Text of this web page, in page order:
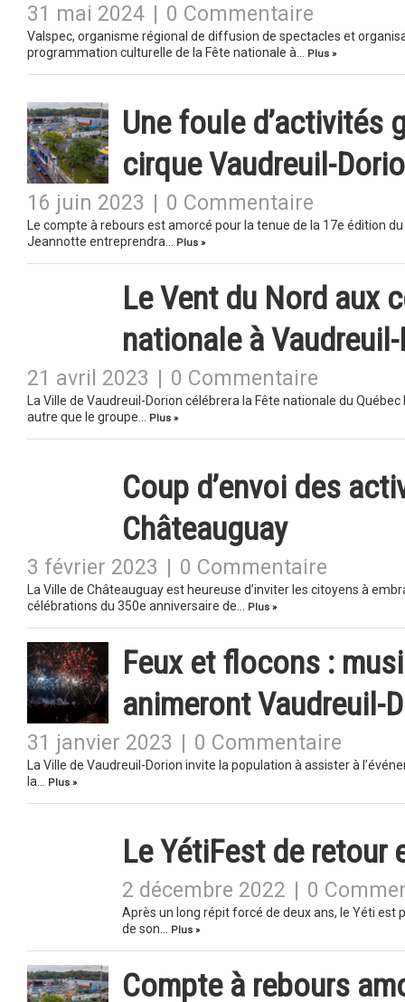
31 mai 2024 0 Commentaire
Valspec, organisme régional de diffusion de spectacles et
programmation culturelle de la Fête nationale à…
Plus »
Une foule d’activités
cirque Vaudreuil-
16 juin 2023 0 Commentaire
Le compte à rebours est amorcé pour la tenue de la 17e édition
Jeannotte entreprendra…
Plus »
Le Vent du Nord aux
nationale à
21 avril 2023 0 Commentaire
La Ville de Vaudreuil-Dorion célébrera la Fête nationale du
autre que le groupe…
Plus »
Coup d’envoi des
Châteauguay
3 février 2023 0 Commentaire
La Ville de Châteauguay est heureuse d’inviter les citoyens à
célébrations du 350e anniversaire de…
Plus »
Feux et flocons :
animeront Vaudreuil-
31 janvier 2023 0 Commentaire
La Ville de Vaudreuil-Dorion invite la population à assister à
la…
Plus »
Le YétiFest de retour
2 décembre 2022 0
Après un long répit forcé de deux ans, le Yéti est
de son…
Plus »
Compte à rebours